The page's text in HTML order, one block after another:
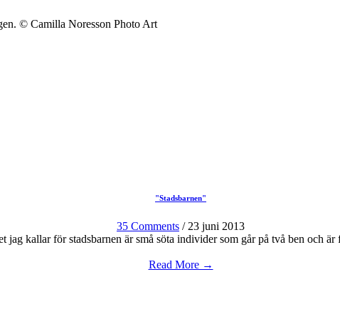
© Camilla Noresson Photo Art
"Stadsbarnen"
35 Comments / 23 juni 2013
jag kallar för stadsbarnen är små söta individer som går på två ben och är
Read More →